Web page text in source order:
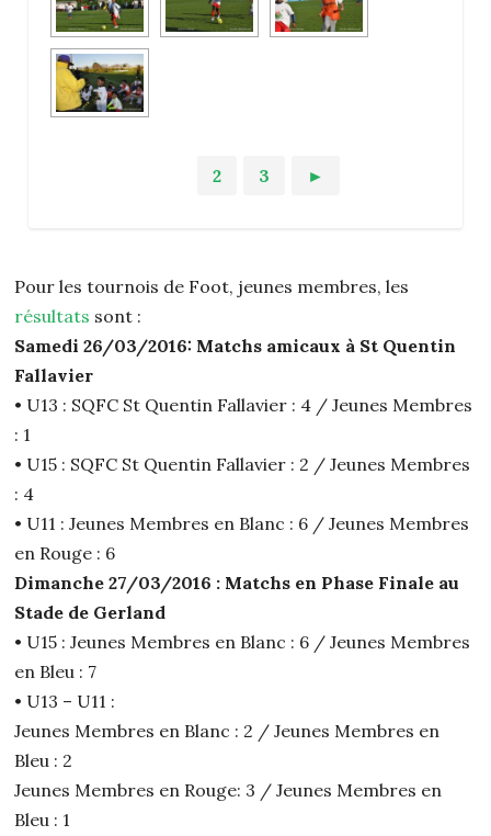
2 3 ►
Pour les tournois de Foot, jeunes membres, les
résultats sont :
Samedi 26/03/2016: Matchs amicaux à St Quentin
Fallavier
• U13 : SQFC St Quentin Fallavier : 4 / Jeunes Membres
: 1
• U15 : SQFC St Quentin Fallavier : 2 / Jeunes Membres
: 4
• U11 : Jeunes Membres en Blanc : 6 / Jeunes Membres
en Rouge : 6
Dimanche 27/03/2016 : Matchs en Phase Finale au
Stade de Gerland
• U15 : Jeunes Membres en Blanc : 6 / Jeunes Membres
en Bleu : 7
• U13 – U11 :
Jeunes Membres en Blanc : 2 / Jeunes Membres en
Bleu : 2
Jeunes Membres en Rouge: 3 / Jeunes Membres en
Bleu : 1